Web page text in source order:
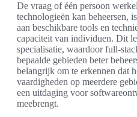
De vraag of één persoon
technologieën kan beheersen,
aan beschikbare tools en
capaciteit van individuen. Dit
specialisatie, waardoor full-
bepaalde gebieden beter
belangrijk om te erkennen dat
vaardigheden op meerdere
een uitdaging voor
meebrengt.